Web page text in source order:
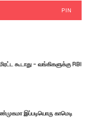
PIN
கூடாது – வங்கிகளுக்கு RBI
இப்படியொரு காமெடி